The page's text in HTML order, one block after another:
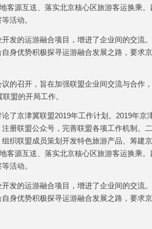
客源互送、落实北京核心区旅游客运换乘
活动。
发的运游融合项目，增进了企业间的交流
身优势积极探寻运游融合发展之路，要求
的召开，旨在加强联盟企业间交流与合作
盟的开局工作。
了京津冀联盟2019年工作计划。 2019年京
册联盟公众号，完善联盟各项工作机制。
织联盟成员策划开发特色旅游产品、筹建
客源互送、落实北京核心区旅游客运换乘
活动。
发的运游融合项目，增进了企业间的交流
身优势积极探寻运游融合发展之路，要求